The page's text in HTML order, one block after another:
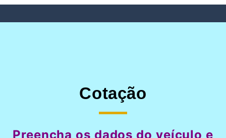
Cotação
Preencha os dados do veículo e